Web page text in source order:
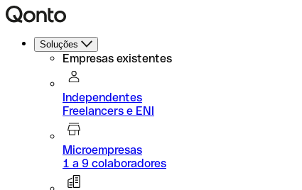
Soluções
Empresas existentes
Independentes
Freelancers e ENI
Microempresas
1 a 9 colaboradores